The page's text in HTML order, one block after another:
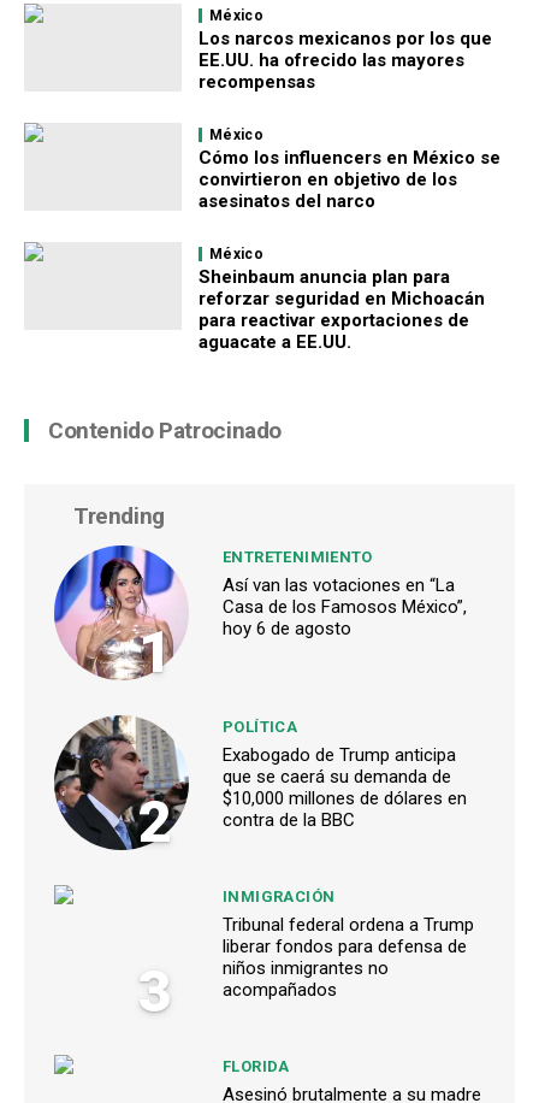
México
Los narcos mexicanos por los que
EE.UU. ha ofrecido las mayores
recompensas
México
Cómo los influencers en México se
convirtieron en objetivo de los
asesinatos del narco
México
Sheinbaum anuncia plan para
reforzar seguridad en Michoacán
para reactivar exportaciones de
aguacate a EE.UU.
Contenido Patrocinado
Trending
1
ENTRETENIMIENTO
Así van las votaciones en “La
Casa de los Famosos México”,
hoy 6 de agosto
2
POLÍTICA
Exabogado de Trump anticipa
que se caerá su demanda de
$10,000 millones de dólares en
contra de la BBC
3
INMIGRACIÓN
Tribunal federal ordena a Trump
liberar fondos para defensa de
niños inmigrantes no
acompañados
FLORIDA
Asesinó brutalmente a su madre